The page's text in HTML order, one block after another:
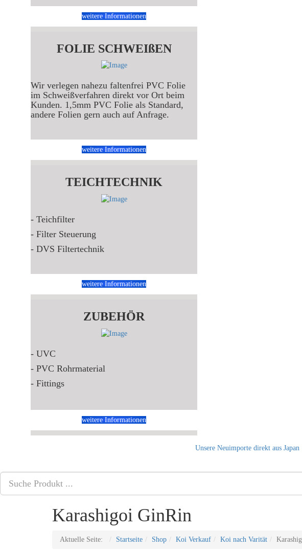
weitere Informationen
FOLIE SCHWEIßEN
Wir verlegen nahezu faltenfrei PVC Folie
im Schweißverfahren direkt vor Ort beim
Kunden. 1,5mm PVC Folie als Standard,
andere Folien gern auch auf Anfrage.
weitere Informationen
TEICHTECHNIK
- Teichfilter
- Filter Steuerung
- DVS Filtertechnik
weitere Informationen
ZUBEHÖR
- UVC
- PVC Rohrmaterial
- Fittings
weitere Informationen
Unsere Neuimporte direkt aus Japan
Karashigoi GinRin
Aktuelle Seite: Startseite Shop Koi Verkauf Koi nach Varität